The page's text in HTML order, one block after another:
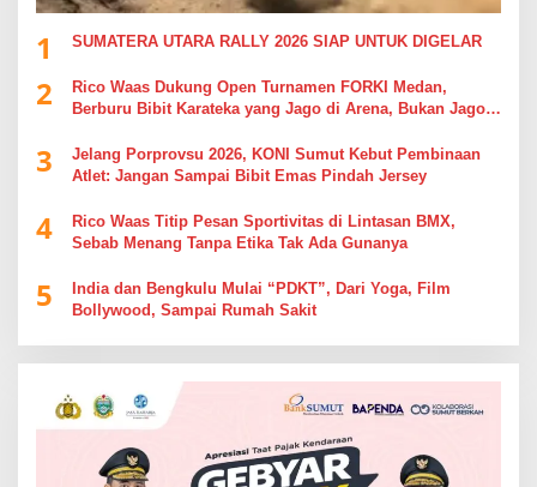
1 SUMATERA UTARA RALLY 2026 SIAP UNTUK DIGELAR
2
Rico Waas Dukung Open Turnamen FORKI Medan,
Berburu Bibit Karateka yang Jago di Arena, Bukan Jago
3
Jelang Porprovsu 2026, KONI Sumut Kebut Pembinaan
Atlet: Jangan Sampai Bibit Emas Pindah Jersey
4
Rico Waas Titip Pesan Sportivitas di Lintasan BMX,
Sebab Menang Tanpa Etika Tak Ada Gunanya
5
India dan Bengkulu Mulai “PDKT”, Dari Yoga, Film
Bollywood, Sampai Rumah Sakit